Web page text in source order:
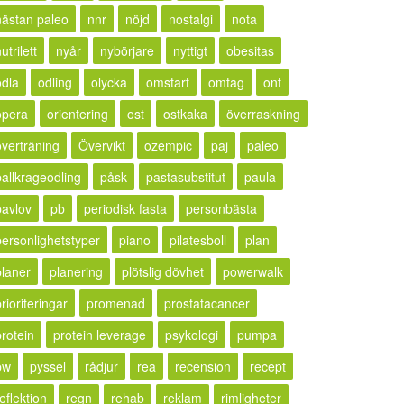
paleo nnr nöjd nostalgi
nota
nyår nybörjare nyttigt
obesitas
odling olycka omstart omtag
ont
orientering ost ostkaka
överraskning
Övervikt ozempic paj
paleo
påsk pastasubstitut
paula
pb periodisk fasta
personbästa
piano pilatesboll
plan
planering plötslig dövhet
powerwalk
promenad
prostatacancer
protein leverage psykologi
pumpa
pyssel rådjur rea recension
recept
regn rehab reklam rimligheter